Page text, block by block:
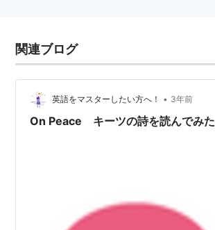
関連ブログ
英語をマスターしたい方へ！ • 3年前
On Peace キーツの詩を読んでみた